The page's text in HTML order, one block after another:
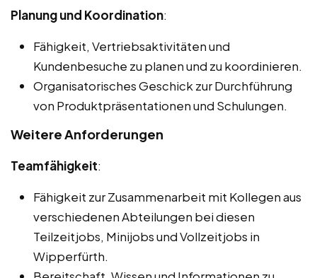
Planung und Koordination:
Fähigkeit, Vertriebsaktivitäten und
Kundenbesuche zu planen und zu koordinieren.
Organisatorisches Geschick zur Durchführung
von Produktpräsentationen und Schulungen.
Weitere Anforderungen
Teamfähigkeit:
Fähigkeit zur Zusammenarbeit mit Kollegen aus
verschiedenen Abteilungen bei diesen
Teilzeitjobs, Minijobs und Vollzeitjobs in
Wipperfürth.